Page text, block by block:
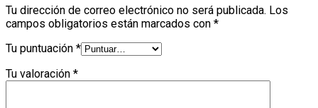
Tu dirección de correo electrónico no será publicada. Los
campos obligatorios están marcados con *
Tu puntuación *
Tu valoración *